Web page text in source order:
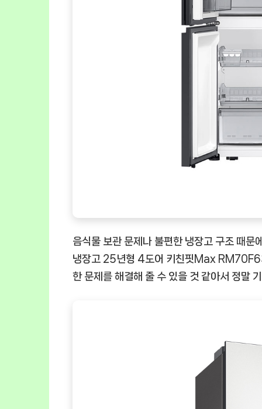
음식물 보관 문제나 불편한 냉장고 구조 때문
냉장고 25년형 4도어 키친핏Max
한 문제를 해결해 줄 수 있을 것 같아서 정말